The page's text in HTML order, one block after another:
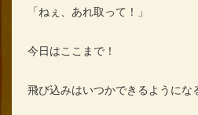
「ねぇ、あれ取って！」
今日はここまで！
飛び込みはいつかできるようにな